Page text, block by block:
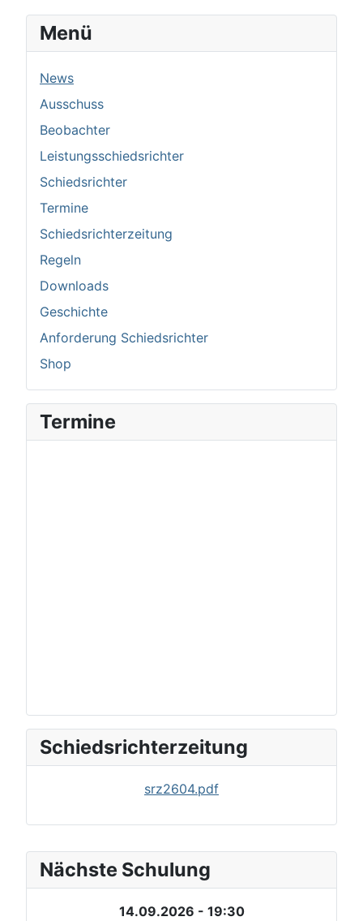
Nächste Schulung
14.09.2026 - 19:30
Menü
News
Ausschuss
Beobachter
Leistungsschiedsrichter
Schiedsrichter
Termine
Schiedsrichterzeitung
Regeln
Downloads
Geschichte
Anforderung Schiedsrichter
Shop
Termine
Schiedsrichterzeitung
srz2604.pdf